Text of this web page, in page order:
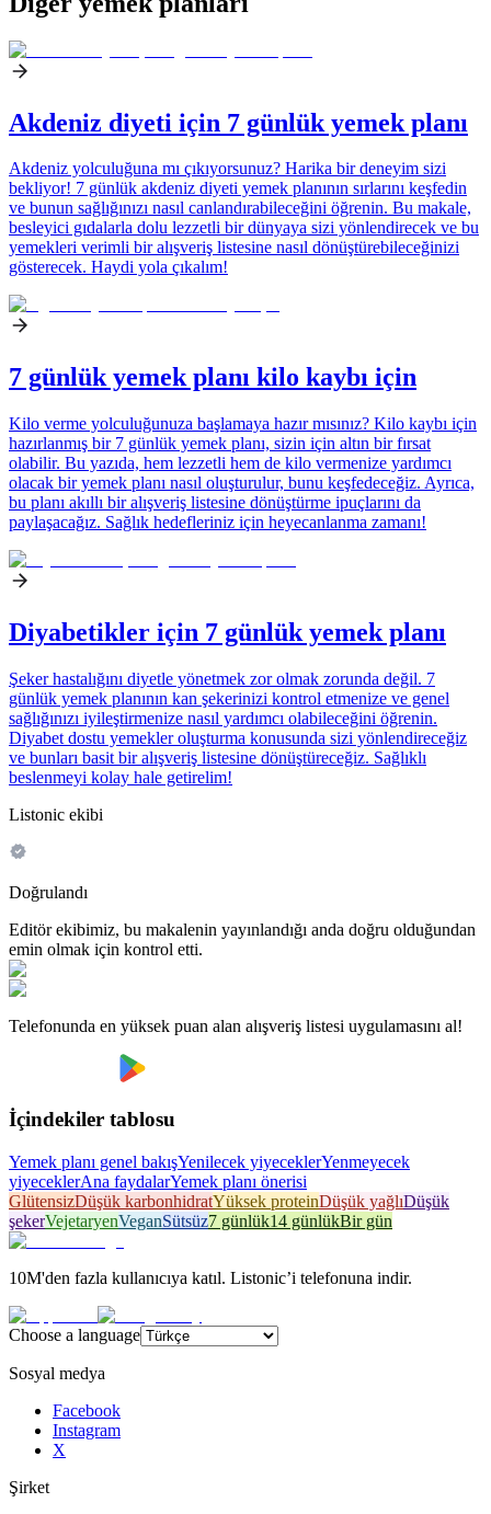
Akdeniz diyeti için 7 günlük yemek planı
Akdeniz yolculuğuna mı çıkıyorsunuz? Harika bir deneyim sizi
bekliyor! 7 günlük akdeniz diyeti yemek planının sırlarını keşfedin
ve bunun sağlığınızı nasıl canlandırabileceğini öğrenin. Bu makale,
besleyici gıdalarla dolu lezzetli bir dünyaya sizi yönlendirecek ve bu
yemekleri verimli bir alışveriş listesine nasıl dönüştürebileceğinizi
gösterecek. Haydi yola çıkalım!
7 günlük yemek planı kilo kaybı için
Kilo verme yolculuğunuza başlamaya hazır mısınız? Kilo kaybı için
hazırlanmış bir 7 günlük yemek planı, sizin için altın bir fırsat
olabilir. Bu yazıda, hem lezzetli hem de kilo vermenize yardımcı
olacak bir yemek planı nasıl oluşturulur, bunu keşfedeceğiz. Ayrıca,
bu planı akıllı bir alışveriş listesine dönüştürme ipuçlarını da
paylaşacağız. Sağlık hedefleriniz için heyecanlanma zamanı!
Diyabetikler için 7 günlük yemek planı
Şeker hastalığını diyetle yönetmek zor olmak zorunda değil. 7
günlük yemek planının kan şekerinizi kontrol etmenize ve genel
sağlığınızı iyileştirmenize nasıl yardımcı olabileceğini öğrenin.
Diyabet dostu yemekler oluşturma konusunda sizi yönlendireceğiz
ve bunları basit bir alışveriş listesine dönüştüreceğiz. Sağlıklı
beslenmeyi kolay hale getirelim!
Listonic ekibi
Doğrulandı
Editör ekibimiz, bu makalenin yayınlandığı anda doğru olduğundan
emin olmak için kontrol etti.
Telefonunda en yüksek puan alan alışveriş listesi uygulamasını al!
İçindekiler tablosu
Yemek planı genel bakışYenilecek yiyeceklerYenmeyecek
yiyeceklerAna faydalarYemek planı önerisi
GlütensizDüşük karbonhidratYüksek proteinDüşük yağlıDüşük
şekerVejetaryenVeganSütsüz7 günlük14 günlükBir gün
10M'den fazla kullanıcıya katıl. Listonic’i telefonuna indir.
Choose a language
Sosyal medya
Facebook
Instagram
X
Şirket